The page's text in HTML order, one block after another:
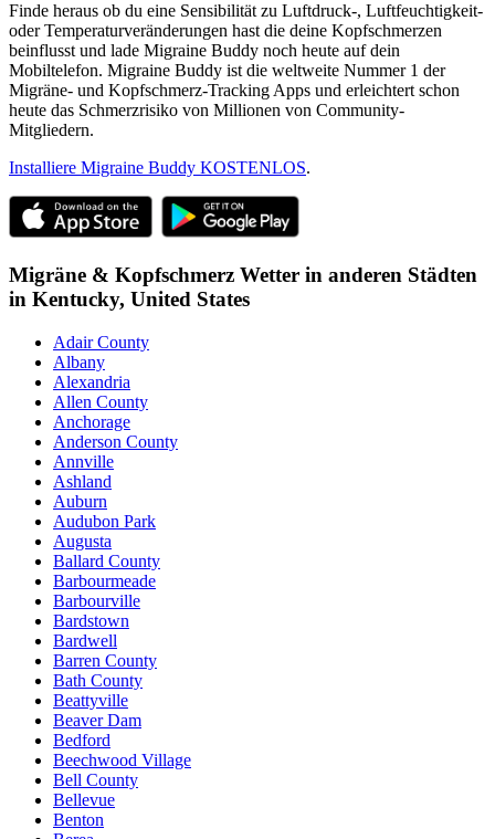
Finde heraus ob du eine Sensibilität zu Luftdruck-, Luftfeuchtigkeit-
oder Temperaturveränderungen hast die deine Kopfschmerzen
beinflusst und lade Migraine Buddy noch heute auf dein
Mobiltelefon. Migraine Buddy ist die weltweite Nummer 1 der
Migräne- und Kopfschmerz-Tracking Apps und erleichtert schon
heute das Schmerzrisiko von Millionen von Community-
Mitgliedern.
Installiere Migraine Buddy KOSTENLOS.
Migräne & Kopfschmerz Wetter in anderen Städten
in Kentucky, United States
Adair County
Albany
Alexandria
Allen County
Anchorage
Anderson County
Annville
Ashland
Auburn
Audubon Park
Augusta
Ballard County
Barbourmeade
Barbourville
Bardstown
Bardwell
Barren County
Bath County
Beattyville
Beaver Dam
Bedford
Beechwood Village
Bell County
Bellevue
Benton